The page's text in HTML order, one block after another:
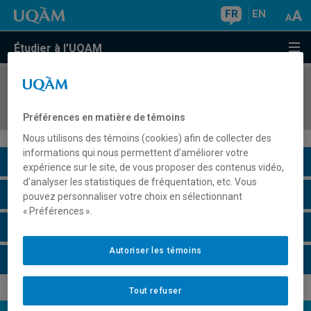
FR EN
Étudier à l'UQAM
COURS//
Description du cours
Horaire - Été 2026
Préférences en matière de témoins
Nous utilisons des témoins (cookies) afin de collecter des
informations qui nous permettent d’améliorer votre
expérience sur le site, de vous proposer des contenus vidéo,
d’analyser les statistiques de fréquentation, etc. Vous
pouvez personnaliser votre choix en sélectionnant
« Préférences ».
Tout refuser
Autoriser les témoins